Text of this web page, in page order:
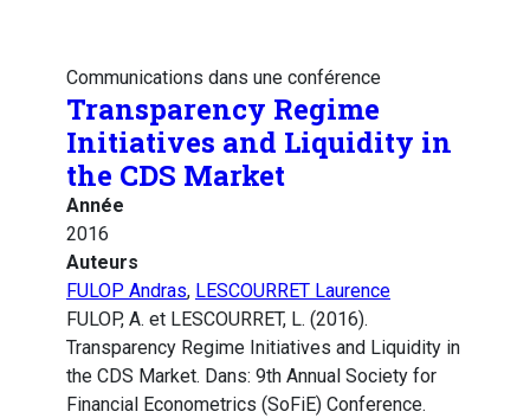
Communications dans une conférence
Transparency Regime
Initiatives and Liquidity in
the CDS Market
Année
2016
Auteurs
FULOP Andras, LESCOURRET Laurence
FULOP, A. et LESCOURRET, L. (2016).
Transparency Regime Initiatives and Liquidity in
the CDS Market. Dans: 9th Annual Society for
Financial Econometrics (SoFiE) Conference.